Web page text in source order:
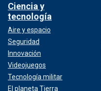
Ciencia y
tecnología
Aire y espacio
Seguridad
Innovación
Videojuegos
Tecnología militar
El planeta Tierra